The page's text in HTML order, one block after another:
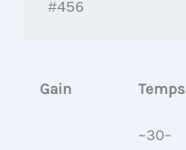
Gain Temps
~30–